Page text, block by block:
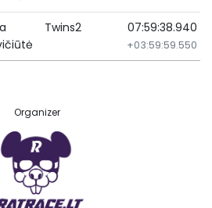
Twins2 07:59:38.940
+03:59:59.550
Organizer